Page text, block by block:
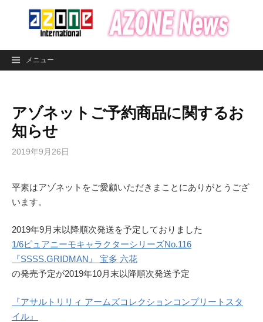
ン
メニュー
アゾネットご予約商品に関するお
知らせ
2019年9月26日
平素はアゾネットをご愛顧いただきまことにありがとうござ
います。
2019年9月末以降順次発送を予定しておりました
1/6ピュアニーモキャラクターシリーズNo.116
『SSSS.GRIDMAN』 宝多 六花
の発売予定が2019年10月末以降順次発送予定
『アサルトリリィ アームズコレクションコンプリートスタ
イル』